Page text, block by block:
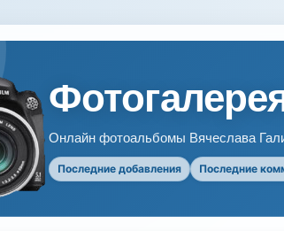
Онлайн фотоальбомы Вячеслава
Последние добавления Последние